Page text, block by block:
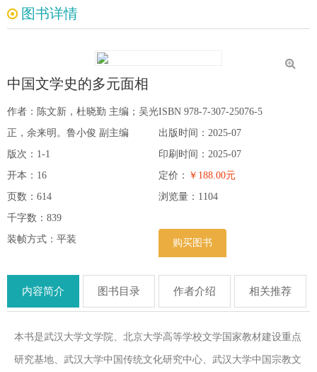
图书详情
中国文学史的多元面相
作者：陈文新，杜晓勤 主编；吴光
正，余来明。鲁小俊 副主编
版次：1-1
开本：16
页数：614
千字数：839
装帧方式：平装
ISBN 978-7-307-25076-5
出版时间：2025-07
印刷时间：2025-07
定价： ￥188.00元
浏览量： 1104
购买图书
内容简介 图书目录 作者介绍 相关推荐
本书是武汉大学文学院、北京大学高等学校文学国家教材建设重点
研究基地、武汉大学中国传统文化研究中心、武汉大学中国宗教文